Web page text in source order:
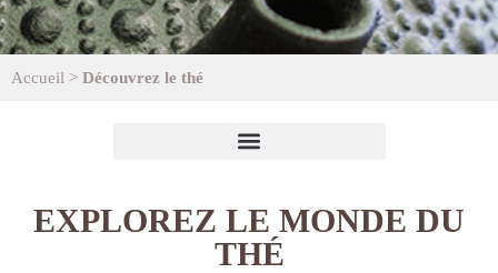
Accueil > Découvrez le thé
EXPLOREZ LE MONDE DU
THÉ